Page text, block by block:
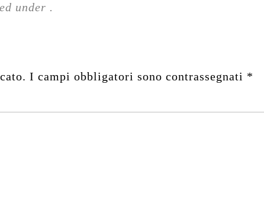
under .
I campi obbligatori sono contrassegnati *